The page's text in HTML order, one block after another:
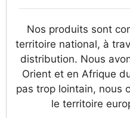
Nos produits sont
territoire national, à
distribution. Nous
Orient et en Afrique
pas trop lointain, nous
le territoire